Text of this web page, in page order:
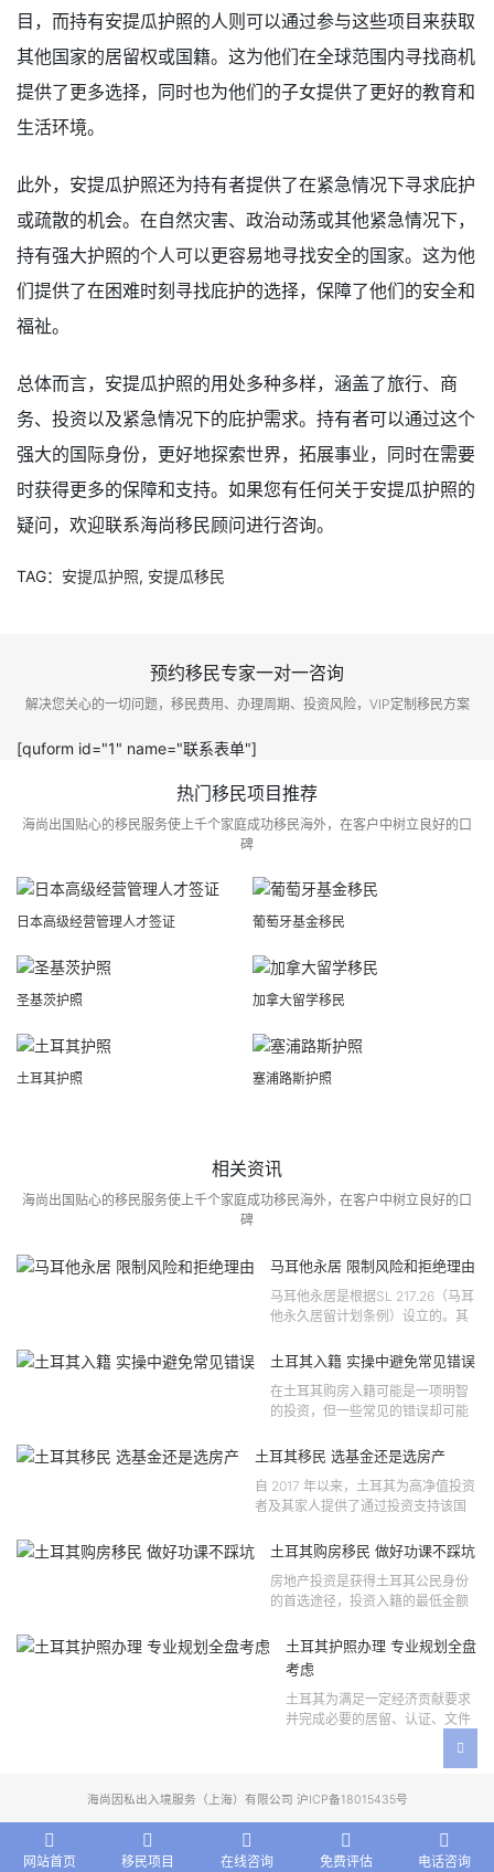
目，而持有安提瓜护照的人则可以通过参与这些项目来获取
其他国家的居留权或国籍。这为他们在全球范围内寻找商机
提供了更多选择，同时也为他们的子女提供了更好的教育和
生活环境。
此外，安提瓜护照还为持有者提供了在紧急情况下寻求庇护
或疏散的机会。在自然灾害、政治动荡或其他紧急情况下，
持有强大护照的个人可以更容易地寻找安全的国家。这为他
们提供了在困难时刻寻找庇护的选择，保障了他们的安全和
福祉。
总体而言，安提瓜护照的用处多种多样，涵盖了旅行、商
务、投资以及紧急情况下的庇护需求。持有者可以通过这个
强大的国际身份，更好地探索世界，拓展事业，同时在需要
时获得更多的保障和支持。如果您有任何关于安提瓜护照的
疑问，欢迎联系海尚移民顾问进行咨询。
TAG： 安提瓜护照, 安提瓜移民
预约移民专家一对一咨询
解决您关心的一切问题，移民费用、办理周期、投资风险，VIP定制移民方案
[quform id="1" name="联系表单"]
热门移民项目推荐
海尚出国贴心的移民服务使上千个家庭成功移民海外，在客户中树立良好的口
碑
日本高级经营管理人才签证 葡萄牙基金移民
圣基茨护照 加拿大留学移民
土耳其护照 塞浦路斯护照
相关资讯
海尚出国贴心的移民服务使上千个家庭成功移民海外，在客户中树立良好的口
碑
马耳他永居 限制风险和拒绝理由
马耳他永居是根据SL 217.26（马耳
他永久居留计划条例）设立的。其
121 号法律公告，并随后根据2024
土耳其入籍 实操中避免常见错误
在土耳其购房入籍可能是一项明智
的投资，但一些常见的错误却可能
失。许多投资者轻信营销宣传或不
土耳其移民 选基金还是选房产
自 2017 年以来，土耳其为高净值投资
者及其家人提供了通过投资支持该国
会。 该计划的一大亮点在于其涵盖广
土耳其购房移民 做好功课不踩坑
房地产投资是获得土耳其公民身份
的首选途径，投资入籍的最低金额
二手房产。这一门槛自2019年调整
以来一直未变，适用于经持牌...
土耳其护照办理 专业规划全盘
考虑
土耳其为满足一定经济贡献要求
并完成必要的居留、认证、文件
海尚因私出入境服务（上海）有限公司 沪ICP备18015435号
网站首页 移民项目 在线咨询 免费评估 电话咨询